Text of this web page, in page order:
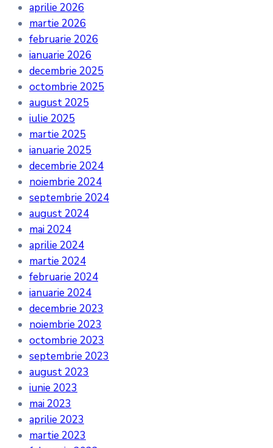
aprilie 2026
martie 2026
februarie 2026
ianuarie 2026
decembrie 2025
octombrie 2025
august 2025
iulie 2025
martie 2025
ianuarie 2025
decembrie 2024
noiembrie 2024
septembrie 2024
august 2024
mai 2024
aprilie 2024
martie 2024
februarie 2024
ianuarie 2024
decembrie 2023
noiembrie 2023
octombrie 2023
septembrie 2023
august 2023
iunie 2023
mai 2023
aprilie 2023
martie 2023